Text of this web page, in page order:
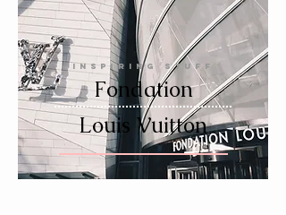
INSPIRING STUFF
Fondation
Louis Vuitton